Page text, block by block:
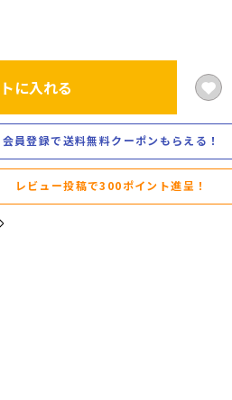
に入れる
会員登録で送料無料クーポンもらえる！
レビュー投稿で300ポイント進呈！